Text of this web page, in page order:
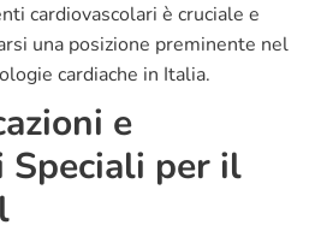
cardiovascolari è cruciale e
una posizione preminente nel
cardiache in Italia.
e
Speciali per il